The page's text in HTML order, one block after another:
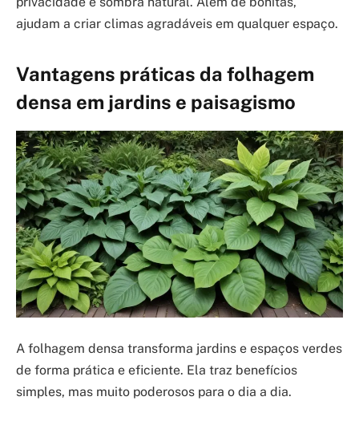
ajudam a criar climas agradáveis em qualquer espaço.
Vantagens práticas da folhagem
densa em jardins e paisagismo
A folhagem densa transforma jardins e espaços verdes
de forma prática e eficiente. Ela traz benefícios
simples, mas muito poderosos para o dia a dia.